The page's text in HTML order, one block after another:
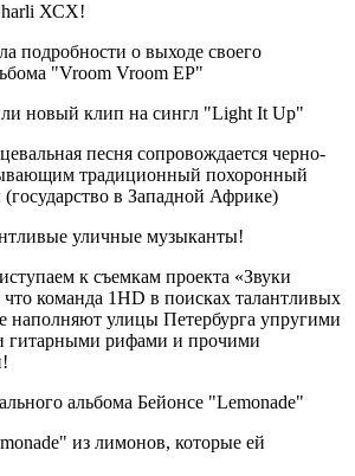
ХСХ!
подробности о выходе своего
"Vroom Vroom EP"
новый клип на сингл "Light It Up"
песня сопровождается черно-
традиционный похоронный
в Западной Африке)
уличные музыканты!
к съемкам проекта «Звуки
команда 1HD в поисках талантливых
наполняют улицы Петербурга упругими
гитарными рифами и прочими
альбома Бейонсе "Lemonade"
из лимонов, которые ей